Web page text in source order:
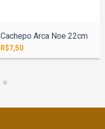
Cachepo Arca Noe 22cm
R$7,50